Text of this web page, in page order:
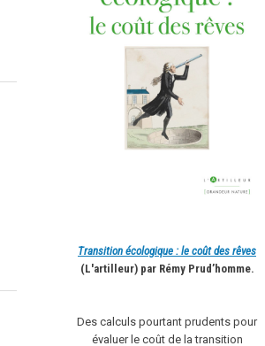
Transition écologique : le coût des rêves
(L'artilleur) par Rémy Prud’homme.
Des calculs pourtant prudents pour
évaluer le coût de la transition